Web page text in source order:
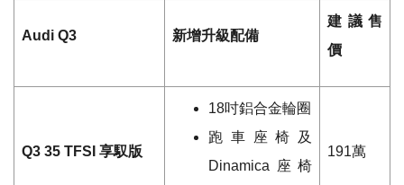
Audi Q3 新增升級配備
建議售
價
Q3 35 TFSI 享馭版
18吋鋁合金輪圈
跑車座椅及
Dinamica 座椅
191萬